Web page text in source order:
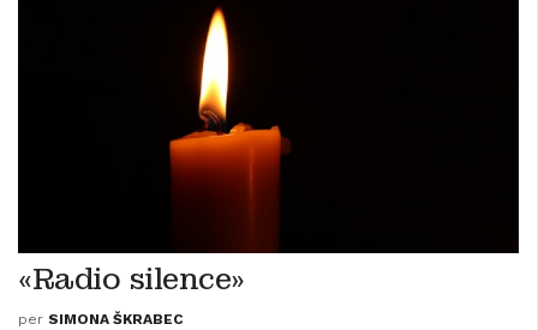
«Radio silence»
per SIMONA ŠKRABEC